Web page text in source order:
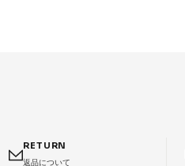
RETURN
返品について